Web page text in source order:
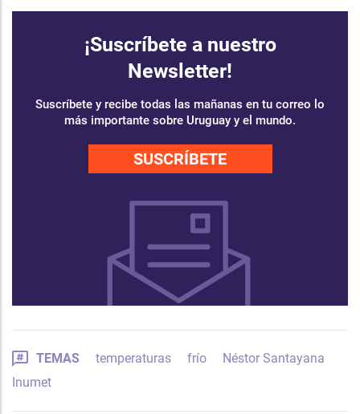
¡Suscríbete a nuestro
Newsletter!
Suscríbete y recibe todas las mañanas en tu correo lo
más importante sobre Uruguay y el mundo.
SUSCRÍBETE
TEMAS temperaturas frío
Néstor Santayana
Inumet